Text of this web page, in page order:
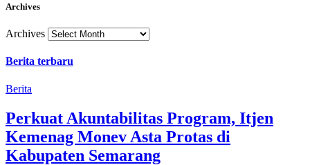
Archives
Archives
Berita terbaru
Berita
Perkuat Akuntabilitas Program, Itjen
Kemenag Monev Asta Protas di
Kabupaten Semarang